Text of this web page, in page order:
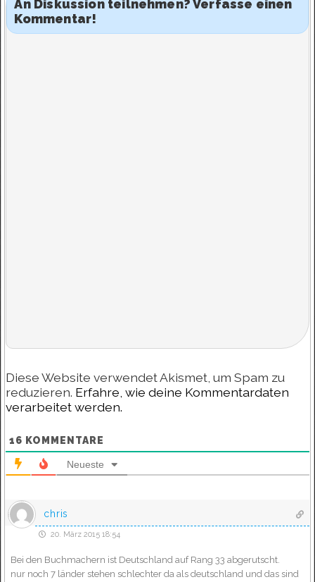
An Diskussion teilnehmen? Verfasse einen
Kommentar!
Diese Website verwendet Akismet, um Spam zu
reduzieren. Erfahre, wie deine Kommentardaten
verarbeitet werden.
16 KOMMENTARE
Neueste
chris
20. März 2015 18:54
Bei den Buchmachern ist Deutschland auf Rang 33 abgerutscht.
nur noch 7 länder stehen schlechter da als deutschland und das sind